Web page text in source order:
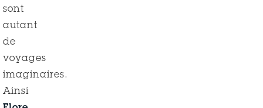
sont
autant
de
voyages
imaginaires.
Ainsi